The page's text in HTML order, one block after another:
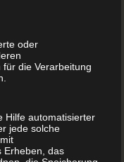
z. B. “ Zwei
Weise
werden ist
oder
die Verarbeitung
Hilfe automatisierter
jede solche
Erheben, das